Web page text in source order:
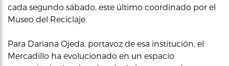
cada segundo sábado, este último coordinado por el
Museo del Reciclaje.
Para Dariana Ojeda, portavoz de esa institución, el
Mercadillo ha evolucionado en un espacio